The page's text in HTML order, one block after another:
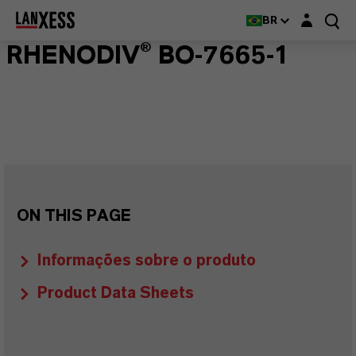
BR Login layer
RHENODIV® BO-7665-1
ON THIS PAGE
Informações sobre o produto
Product Data Sheets